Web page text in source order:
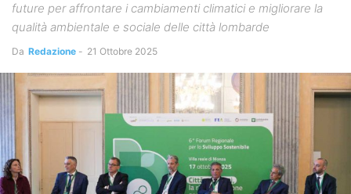
future per affrontare i cambiamenti climatici e migliorare la
qualità ambientale e sociale delle città lombarde
Da Redazione - 21 Ottobre 2025